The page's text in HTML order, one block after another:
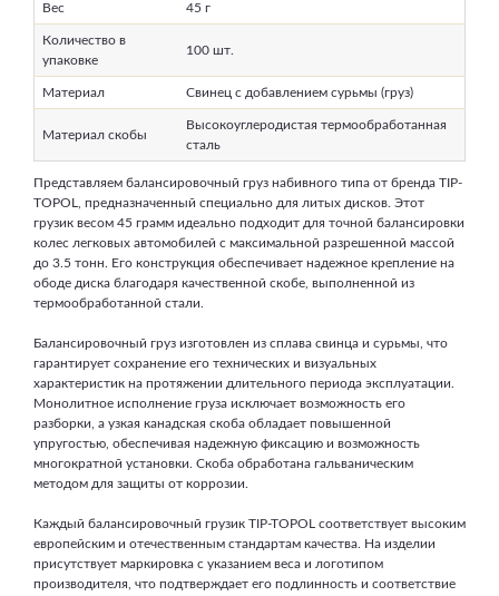
Вес 45 г
Количество в
упаковке
100 шт.
Материал Свинец с добавлением сурьмы (груз)
Материал скобы
Высокоуглеродистая термообработанная
сталь
Представляем балансировочный груз набивного типа от бренда TIP-
TOPOL, предназначенный специально для литых дисков. Этот
грузик весом 45 грамм идеально подходит для точной балансировки
колес легковых автомобилей с максимальной разрешенной массой
до 3.5 тонн. Его конструкция обеспечивает надежное крепление на
ободе диска благодаря качественной скобе, выполненной из
термообработанной стали.
Балансировочный груз изготовлен из сплава свинца и сурьмы, что
гарантирует сохранение его технических и визуальных
характеристик на протяжении длительного периода эксплуатации.
Монолитное исполнение груза исключает возможность его
разборки, а узкая канадская скоба обладает повышенной
упругостью, обеспечивая надежную фиксацию и возможность
многократной установки. Скоба обработана гальваническим
методом для защиты от коррозии.
Каждый балансировочный грузик TIP-TOPOL соответствует высоким
европейским и отечественным стандартам качества. На изделии
присутствует маркировка с указанием веса и логотипом
производителя, что подтверждает его подлинность и соответствие